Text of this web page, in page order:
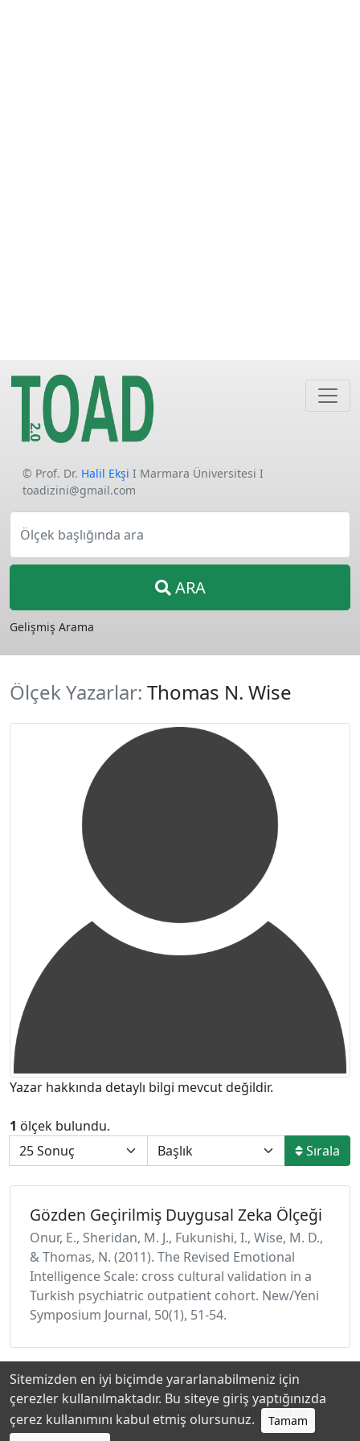
© Prof. Dr. Halil Ekşi I Marmara Üniversitesi I
toadizini@gmail.com
Ölçek başlığında ara
ARA
Gelişmiş Arama
Ölçek Yazarlar: Thomas N. Wise
Yazar hakkında detaylı bilgi mevcut değildir.
1 ölçek bulundu.
Sırala
Gözden Geçirilmiş Duygusal Zeka Ölçeği
Onur, E., Sheridan, M. J., Fukunishi, I., Wise, M. D.,
& Thomas, N. (2011). The Revised Emotional
Intelligence Scale: cross cultural validation in a
Turkish psychiatric outpatient cohort. New/Yeni
Symposium Journal, 50(1), 51-54.
Hakkında Katkıda Bulunanlar Gizlilik Politikası
Sitemizden en iyi biçimde yararlanabilmeniz için
çerezler kullanılmaktadır. Bu siteye giriş yaptığınızda
çerez kullanımını kabul etmiş olursunuz.
Tamam